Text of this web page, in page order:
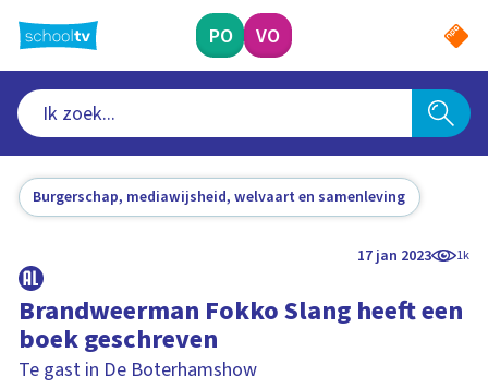
naar
hoofdinhoud
PO VO
Burgerschap, mediawijsheid, welvaart en samenleving
17 jan 2023 1k
Brandweerman Fokko Slang heeft een
boek geschreven
Te gast in De Boterhamshow